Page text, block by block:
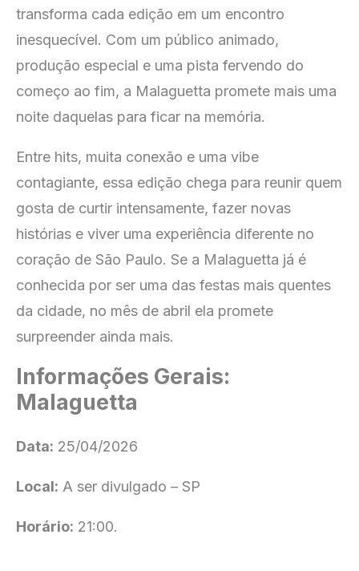
transforma cada edição em um encontro
inesquecível. Com um público animado,
produção especial e uma pista fervendo do
começo ao fim, a Malaguetta promete mais uma
noite daquelas para ficar na memória.
Entre hits, muita conexão e uma vibe
contagiante, essa edição chega para reunir quem
gosta de curtir intensamente, fazer novas
histórias e viver uma experiência diferente no
coração de São Paulo. Se a Malaguetta já é
conhecida por ser uma das festas mais quentes
da cidade, no mês de abril ela promete
surpreender ainda mais.
Informações Gerais:
Malaguetta
Data: 25/04/2026
Local: A ser divulgado – SP
Horário: 21:00.